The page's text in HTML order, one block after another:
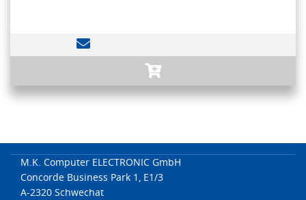
M.K. Computer ELECTRONIC GmbH
Concorde Business Park 1, E1/3
A-2320 Schwechat